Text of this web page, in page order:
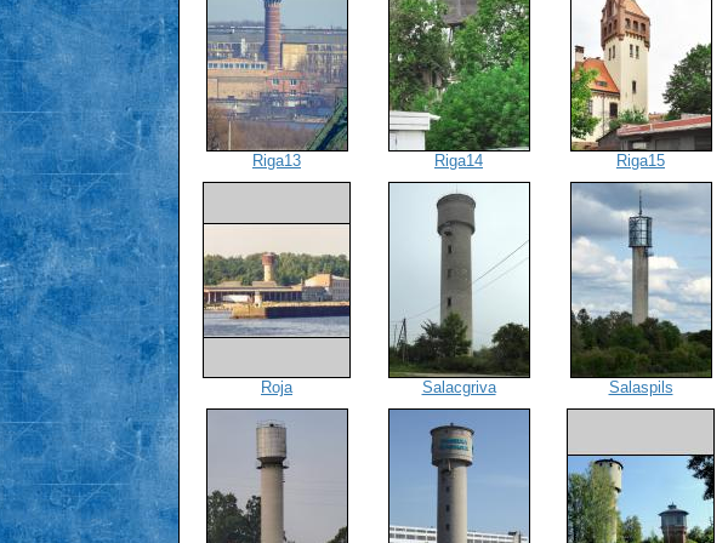
Riga13 Riga14 Riga15
Roja Salacgriva Salaspils